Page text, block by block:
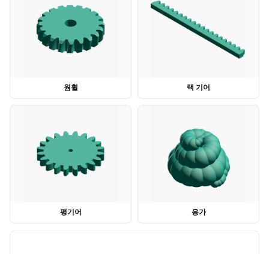
웜휠 랙 기어
평기어 응가